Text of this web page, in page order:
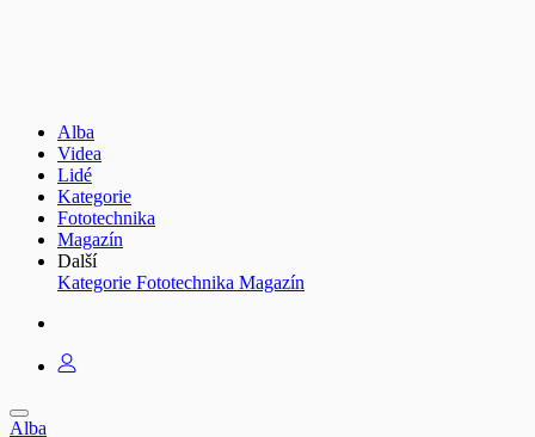
Alba
Videa
Lidé
Kategorie
Fototechnika
Magazín
Další
Kategorie Fototechnika Magazín
Alba